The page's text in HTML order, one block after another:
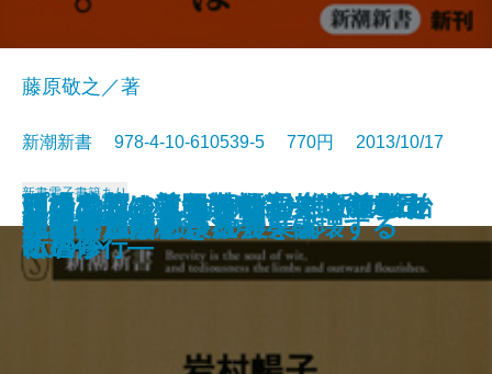
フランツ・リストはなぜ女たちを
失神させたのか
明治めちゃくちゃ物語 維新の後始
末
現場主義の競争戦略―次代への日
本産業論―
和食の知られざる世界
知の武装―救国のインテリジェン
ス―
知的創造の作法
EU崩壊
交通事故学
史論の復権
カネ遣いという教養
藤原敬之／著
新潮新書 978-4-10-610539-5 770円 2013/10/17
新書電子書籍あり
日本人には二種類いる―1960年の
断層―
歴史をつかむ技法
「いいね！」が社会を破壊する
国家の成熟
イスラムの人はなぜ日本を尊敬す
るのか
犯罪は予測できる
キレイゴトぬきの農業論
人間の浅知恵
プロの尼さん―落語家・まるこの
仏道修行―
社会脳とは何か